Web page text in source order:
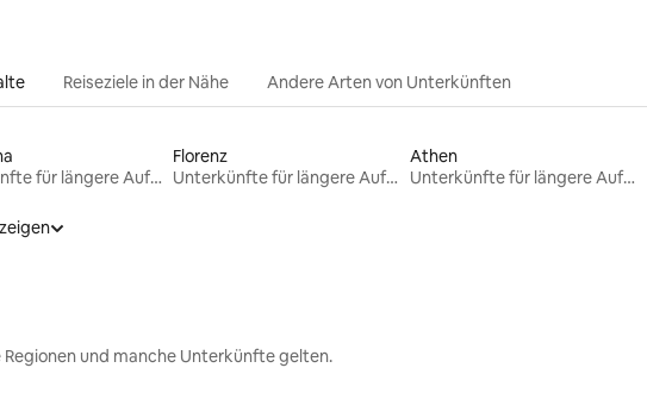
Reiseziele in der Nähe Andere Arten von Unterkünften
Unterkünfte für längere Aufenthalte
Florenz
Unterkünfte für längere Aufenthalte
Athen
Unterkünfte für längere Aufenthalte
und manche Unterkünfte gelten.